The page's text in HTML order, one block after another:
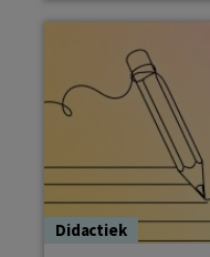
Didactiek